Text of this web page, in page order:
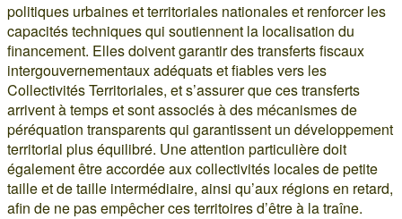
politiques urbaines et territoriales nationales et renforcer les
capacités techniques qui soutiennent la localisation du
financement. Elles doivent garantir des transferts fiscaux
intergouvernementaux adéquats et fiables vers les
Collectivités Territoriales, et s’assurer que ces transferts
arrivent à temps et sont associés à des mécanismes de
péréquation transparents qui garantissent un développement
territorial plus équilibré. Une attention particulière doit
également être accordée aux collectivités locales de petite
taille et de taille intermédiaire, ainsi qu’aux régions en retard,
afin de ne pas empêcher ces territoires d’être à la traîne.